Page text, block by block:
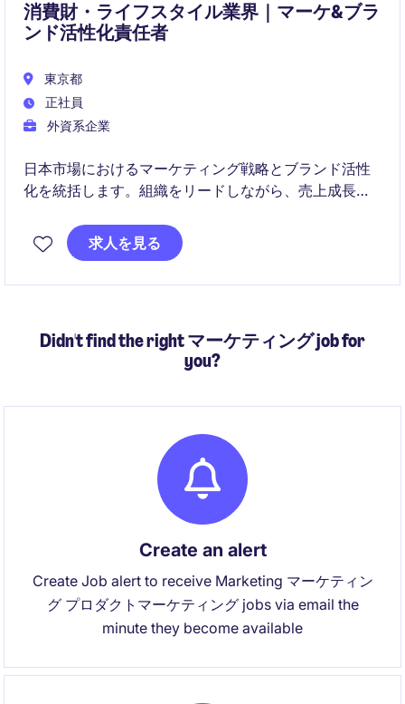
消費財・ライフスタイル業界｜マーケ&ブラ
ンド活性化責任者
東京都
正社員
外資系企業
日本市場におけるマーケティング戦略とブランド活性
化を統括します。組織をリードしながら、売上成長と
求人を見る
Didn't find the right マーケティング job for
you?
Create an alert
Create Job alert to receive Marketing マーケティン
グ プロダクトマーケティング jobs via email the
minute they become available